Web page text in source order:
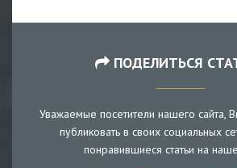
ПОДЕЛИТЬСЯ
Уважаемые посетители нашего сайта,
публиковать в своих социальных
понравившиеся статьи на